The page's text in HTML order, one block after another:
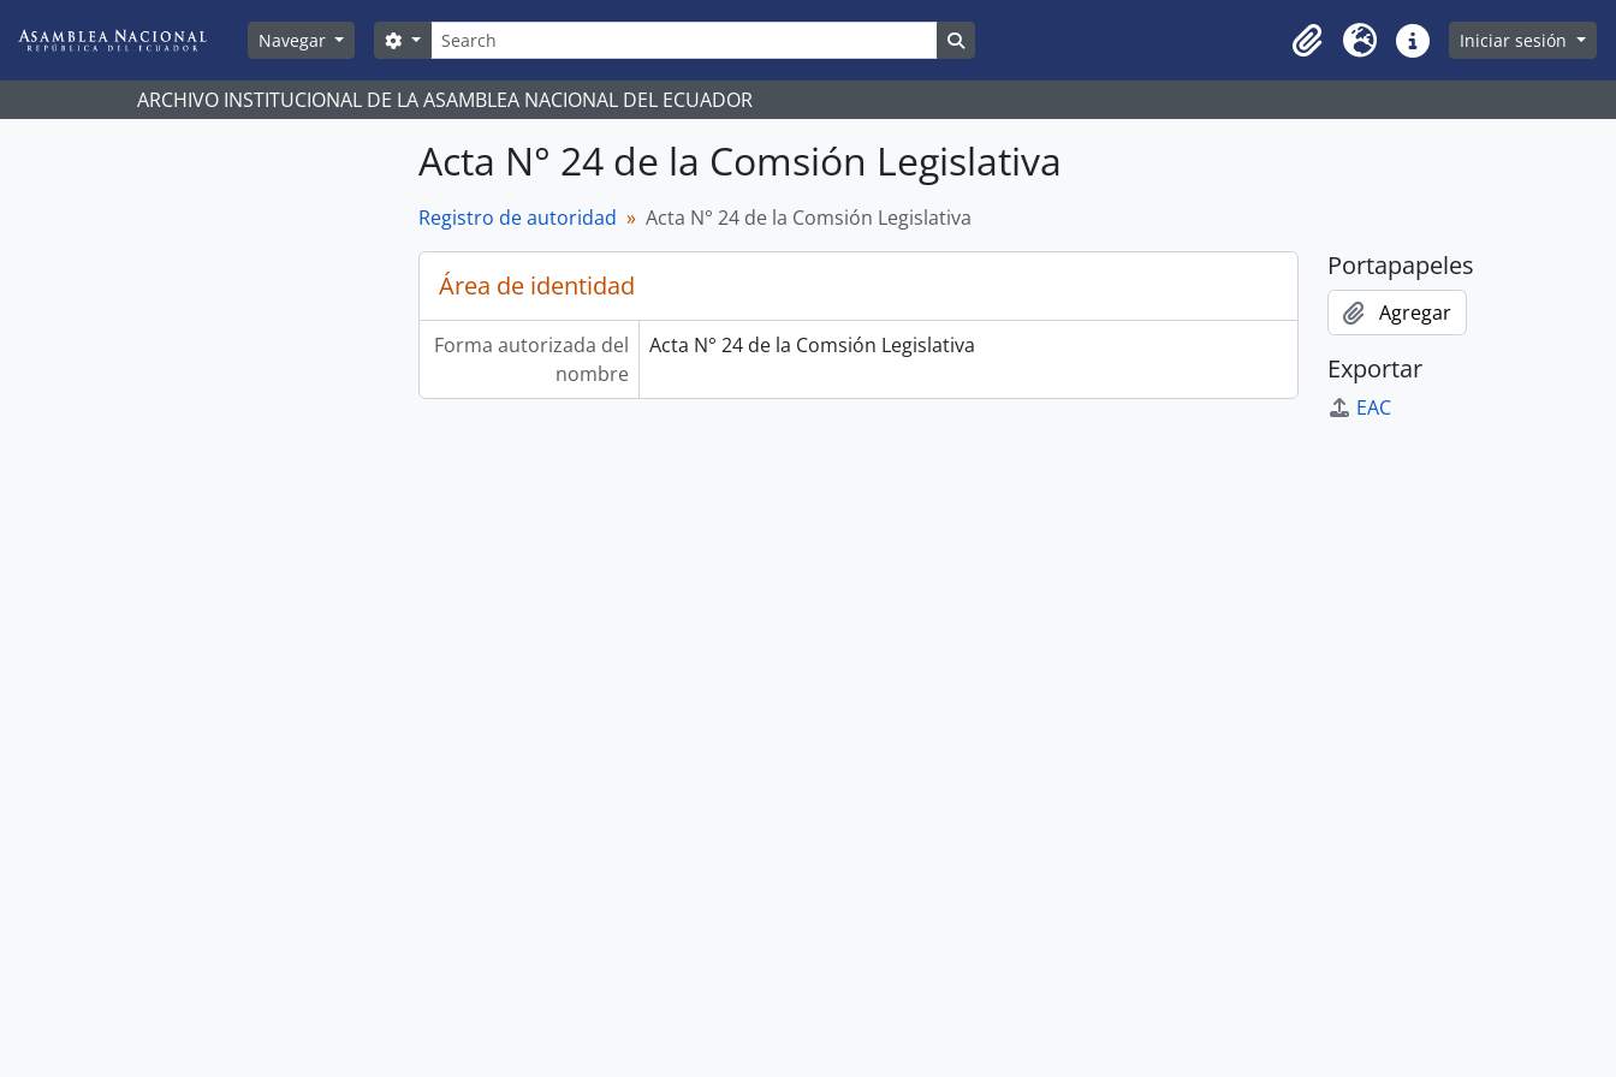
Navegar
Búsqueda
Search options
Clipboard
Idioma Enlaces rápidos
Iniciar sesión
ARCHIVO INSTITUCIONAL DE LA ASAMBLEA NACIONAL DEL ECUADOR
Acta N° 24 de la Comsión Legislativa
Registro de autoridad Acta N° 24 de la Comsión Legislativa
Área de identidad
Forma autorizada del
nombre
Acta N° 24 de la Comsión Legislativa
Portapapeles
Agregar
Exportar
EAC